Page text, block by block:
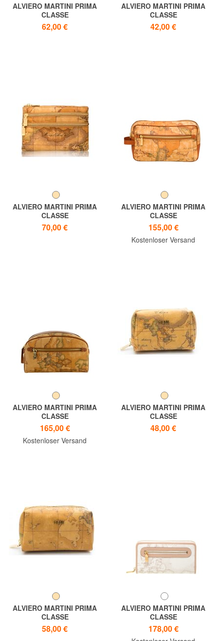
ALVIERO MARTINI PRIMA
CLASSE
GEO CLASSIC Großer
Kosmetikkoffer
62,00 €
ALVIERO MARTINI PRIMA
CLASSE
Necessaire GEO-KLASSIKER
42,00 €
ALVIERO MARTINI PRIMA
CLASSE
Taschen GEO-KLASSIKER
70,00 €
ALVIERO MARTINI PRIMA
CLASSE
GEO CLASSIC Großer
Kosmetikkoffer aus
gemischtem Leder
155,00 €
Kostenloser Versand
ALVIERO MARTINI PRIMA
CLASSE
GEO CLASSIC Kosmetikkoffer
165,00 €
Kostenloser Versand
ALVIERO MARTINI PRIMA
CLASSE
ALVIERO MARTINI 1 ^ CLASS
GEO CLASSIC
48,00 €
ALVIERO MARTINI PRIMA
CLASSE
ALVIERO MARTINI 1 ^ CLASS
Kosmetikkoffer GEO CLASSIC
58,00 €
ALVIERO MARTINI PRIMA
CLASSE
GEO CLASSIC Geldbörse
178,00 €